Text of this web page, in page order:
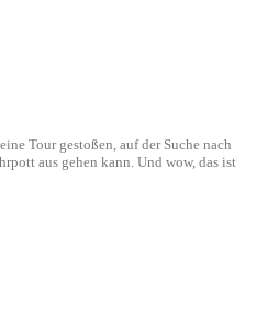
Tour gestoßen, auf der Suche nach
aus gehen kann. Und wow, das ist